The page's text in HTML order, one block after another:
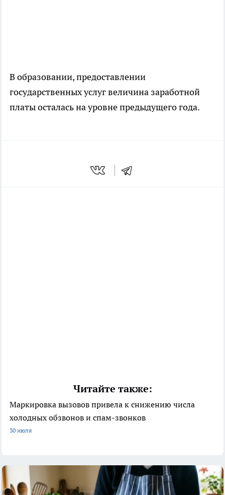
В образовании, предоставлении
государственных услуг величина заработной
платы осталась на уровне предыдущего года.
Читайте также:
Маркировка вызовов привела к снижению числа
холодных обзвонов и спам-звонков
30 июля